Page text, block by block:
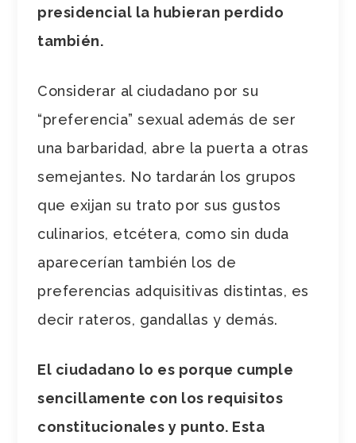
presidencial la hubieran perdido
también.
Considerar al ciudadano por su
“preferencia” sexual además de ser
una barbaridad, abre la puerta a otras
semejantes. No tardarán los grupos
que exijan su trato por sus gustos
culinarios, etcétera, como sin duda
aparecerían también los de
preferencias adquisitivas distintas, es
decir rateros, gandallas y demás.
El ciudadano lo es porque cumple
sencillamente con los requisitos
constitucionales y punto. Esta